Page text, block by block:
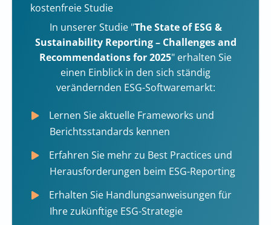
kostenfreie Studie
In unserer Studie "The State of ESG &
Sustainability Reporting – Challenges and
Recommendations for 2025" erhalten Sie
einen Einblick in den sich ständig
verändernden ESG-Softwaremarkt:
Lernen Sie aktuelle Frameworks und
Berichtsstandards kennen
Erfahren Sie mehr zu Best Practices und
Herausforderungen beim ESG-Reporting
Erhalten Sie Handlungsanweisungen für
Ihre zukünftige ESG-Strategie